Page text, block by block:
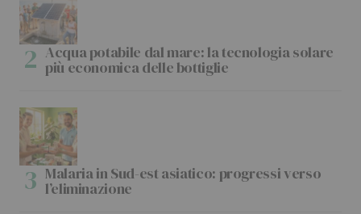
Acqua potabile dal mare: la tecnologia solare
più economica delle bottiglie
Malaria in Sud-est asiatico: progressi verso
l’eliminazione